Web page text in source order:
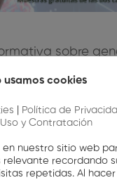
sobre
e innovación en
a una jornada
en la que
usamos cookies
Política de
y Contratación
en nuestro sitio web
relevante recordando
repetidas. Al